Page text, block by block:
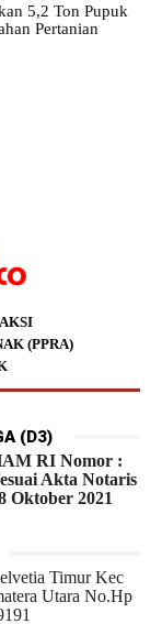
5,2 Ton Pupuk
Pertanian
(PPRA)
(D3)
RI Nomor :
Akta Notaris
Oktober 2021
Timur Kec
Utara No.Hp